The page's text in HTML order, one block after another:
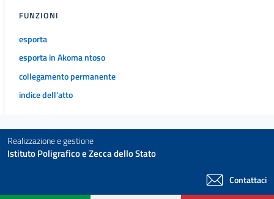
FUNZIONI
esporta
esporta in Akoma ntoso
collegamento permanente
indice dell'atto
Realizzazione e gestione
Istituto Poligrafico e Zecca dello Stato
Contattaci